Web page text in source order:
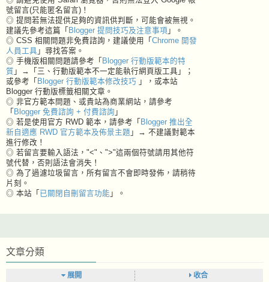
號留言(只能匿名留言)！
◎ 提問若無法提供足夠的資訊供判斷，可能會被無視。
建議先參考這篇「 Blogger 提問技巧及注意事項 」。
◎ CSS 相關問題非免費諮詢，建議使用「 Chrome 開發
人員工具 」尋找答案。
◎ 手機版相關問題請參考「 Blogger 行動版範本的特
質 」→「三、行動版範本不一定能執行網頁版工具」；
或參考「 Blogger 行動版範本修改技巧 」，或本站
Blogger 行動版標籤相關文章。
◎ 非官方範本問題、或貴站為商業網站，請參考
「 Blogger 免費諮詢 + 付費諮詢 」
◎ 若是使用官方 RWD 範本，請參考「 Blogger 推出全
新自適應 RWD 官方範本及佈景主題 」→ 不建議對範本
進行修改！
◎ 若留言要輸入語法，"<"、">"這兩個符號請用其他符
號代替，否則語法會消失！
◎ 為了過濾垃圾留言，所有留言不會即時發佈，請稍待
片刻。
◎ 本站「 已關閉自刪留言功能 」。
文章分類
展開 收合